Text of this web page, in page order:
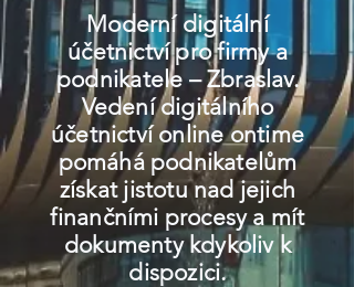
Moderní digitální
účetnictví pro firmy a
podnikatele – Zbraslav.
Vedení digitálního
účetnictví online ontime
pomáhá podnikatelům
získat jistotu nad jejich
finančními procesy a mít
dokumenty kdykoliv k
dispozici.